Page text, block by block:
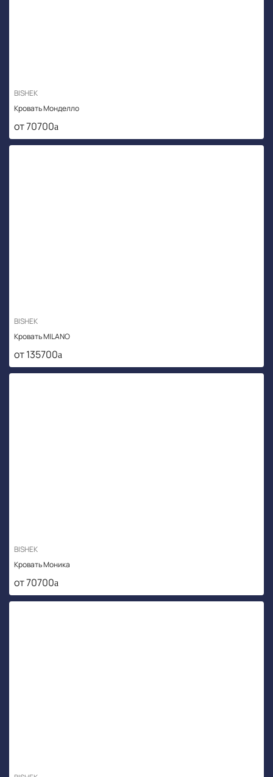
BISHEK
Кровать Монделло
от 70700
BISHEK
Кровать MILANO
от 135700
BISHEK
Кровать Моника
от 70700